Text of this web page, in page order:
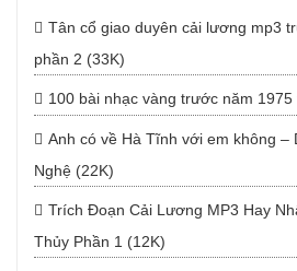
Tân cổ giao duyên cải lương mp3
phần 2 (33K)
100 bài nhạc vàng trước năm 1975
Anh có về Hà Tĩnh với em không –
Nghệ (22K)
Trích Đoạn Cải Lương MP3 Hay
Thủy Phần 1 (12K)